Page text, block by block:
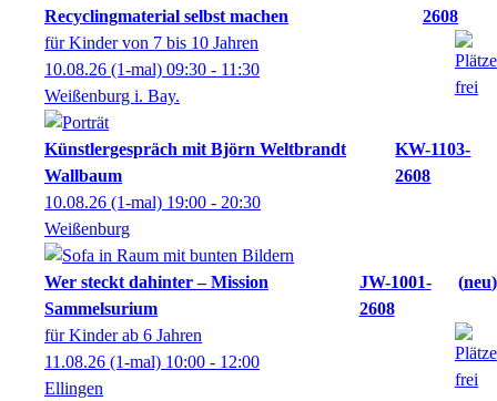
Recyclingmaterial selbst machen
2608
für Kinder von 7 bis 10 Jahren
10.08.26 (1-mal) 09:30 - 11:30
Weißenburg i. Bay.
Künstlergespräch mit Björn Weltbrandt
Wallbaum
KW-1103-
2608
10.08.26 (1-mal) 19:00 - 20:30
Weißenburg
Wer steckt dahinter – Mission
Sammelsurium
JW-1001-
2608
neu
für Kinder ab 6 Jahren
11.08.26 (1-mal) 10:00 - 12:00
Ellingen